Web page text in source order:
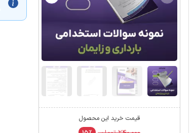
قیمت خرید این محصول